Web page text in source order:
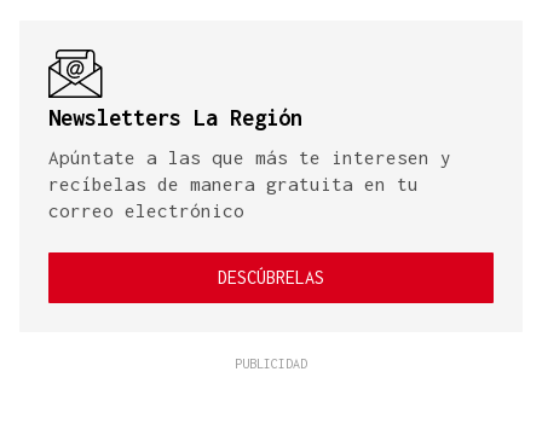
Newsletters La Región
Apúntate a las que más te interesen y
recíbelas de manera gratuita en tu
correo electrónico
DESCÚBRELAS